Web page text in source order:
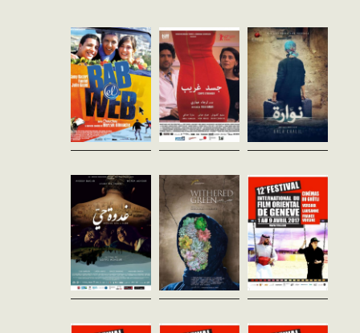
quartier populaire d’Alger.
solitaire, désabusé et
taciturne. Bouzid, plus...
Samia échoue sur les rivages
de l’Europe. Hantée par l’idée
d’être rattrapée par un frère
radicalisé qu’elle avait
dénoncé, elle trouve...
au gouvernement de
Mubarak. Lorsque la
révolution de 2011 éclate, la
famille décide de...
demain dès
Andrés José Cruz
Entre enquête policière et
récit intime, le film raconte les
destins croisés de trois
jeunes dans une Tunisie
post-révolution qui oscille...
Withered
green
Urs Rechn
Egypte - 2016
vost - 72'
Après la mort de ses parents,
Iman, une jeune femme
traditionnelle et
conservatrice, doit prendre
soin de sa soeur cadette,
Noha. Cette...
Tales of Africa
Sabrien
Algérie - 2015
vf - 87'
conteur est Papa Nzenu, un
griot d’aujourd’hui, avec qui
nous voyagerons à travers...
Un petit conte
de Beyrouth
Todd Charmont
Une mère s’installe avec son
Orient-express
n°3
vost - 100'
Traditions face à la
Orient-express
n°5
vost - 37'
Djihadisme pour les